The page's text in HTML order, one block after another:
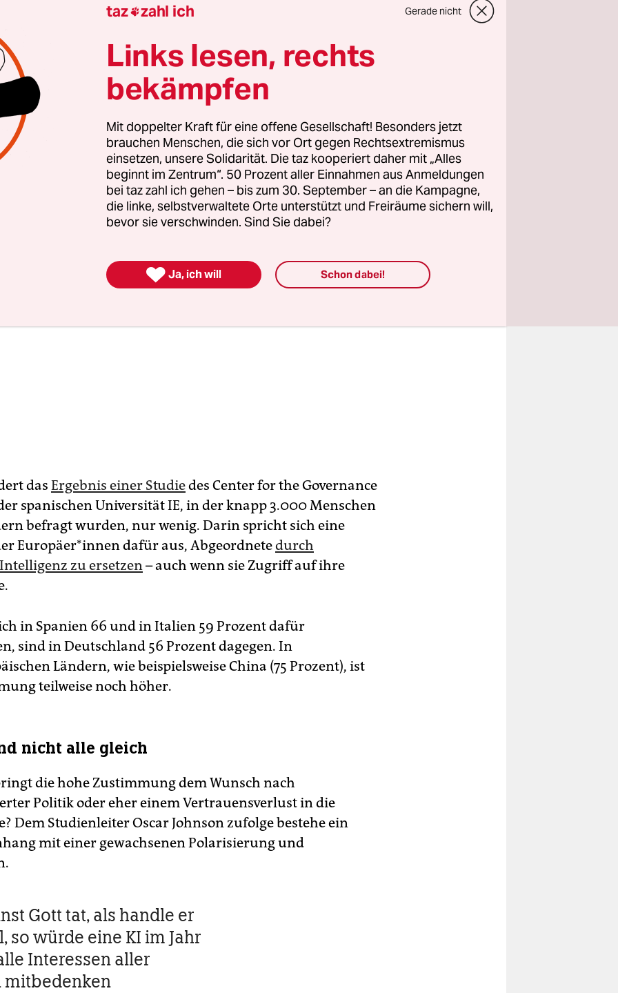
ist, wurde er wahlweise durch Königreiche, Geld
ersetzt. Heute scheinen sie von Algorithmen verdrängt
sein und den mit ihnen agierenden Maschinen namens
glauben Menschen oft blind, zweifeln dabei
auch ein bisschen, wenn sie etwa ein Backrezept googeln
später Werbung für Backformen bekommen. Doch
anderen toxischen Aspekte ist ihr Regime einfach viel
um hinterfragt zu werden.
das Ergebnis einer Studiedes Center for the Governance
spanischen Universität IE, in der knapp 3.000 Menschen
befragt wurden, nur wenig. Darin spricht sich eine
Eu­ro­päe­r*in­nen dafür aus, Abgeordnetedurch
zu ersetzen– auch wenn sie Zugriff auf ihre
in Spanien 66 und in Italien 59 Prozent dafür
sind in Deutschland 56 Prozent dagegen. In
Ländern, wie beispielsweise China (75 Prozent), ist
teilweise noch höher.
nicht alle gleich
die hohe Zustimmung dem Wunsch nach
Politik oder eher einem Vertrauensverlust in die
Dem Studienleiter Oscar Johnson zufolge bestehe ein
mit einer gewachsenen Polarisierung und
Gott tat, als handle er
so würde eine KI im Jahr
Interessen aller
mitbedenken
taz zahl ich Gerade nicht
Links lesen, rechts
bekämpfen
Mit doppelter Kraft für eine offene Gesellschaft! Besonders jetzt
brauchen Menschen, die sich vor Ort gegen Rechtsextremismus
einsetzen, unsere Solidarität. Die taz kooperiert daher mit „Alles
beginnt im Zentrum“. 50 Prozent aller Einnahmen aus Anmeldungen
bei taz zahl ich gehen – bis zum 30. September – an die Kampagne,
die linke, selbstverwaltete Orte unterstützt und Freiräume sichern will,
bevor sie verschwinden. Sind Sie dabei?
 Ja, ich will Schon dabei!